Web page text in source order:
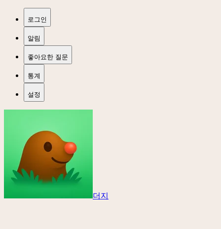
로그인
알림
좋아요한 질문
통계
설정
더지